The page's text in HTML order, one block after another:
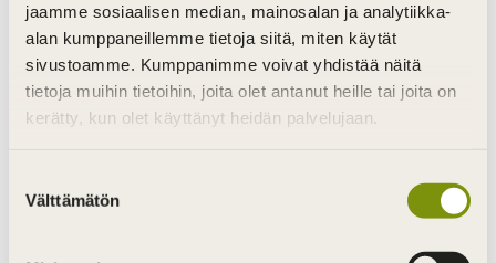
jaamme sosiaalisen median, mainosalan ja analytiikka-
alan kumppaneillemme tietoja siitä, miten käytät
sivustoamme. Kumppanimme voivat yhdistää näitä
tietoja muihin tietoihin, joita olet antanut heille tai joita on
kerätty, kun olet käyttänyt heidän palvelujaan.
valinta
Välttämätön